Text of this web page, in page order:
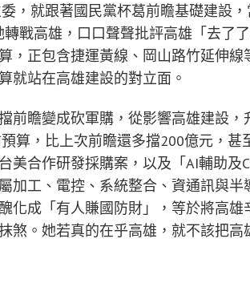
，就跟著國民黨杯葛前瞻基礎建設
戰高雄，口口聲聲批評高雄「去了
，正包含捷運黃線、岡山路竹延伸線
就站在高雄建設的對立面。
前瞻變成砍軍購，從影響高雄建設，
算，比上次前瞻還多擋200億元，甚
美合作研發採購案，以及「AI輔助及
加工、電控、系統整合、資通訊與半
化成「有人賺國防財」，等於將高雄
煞。她若真的在乎高雄，就不該把高